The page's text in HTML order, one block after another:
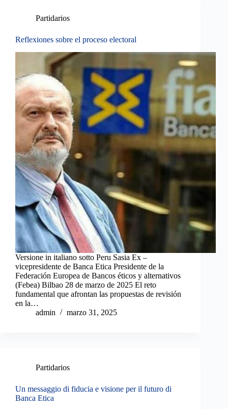
Partidarios
Reflexiones sobre el proceso electoral
Versione in italiano sotto Peru Sasia Ex –
vicepresidente de Banca Etica Presidente de la
Federación Europea de Bancos éticos y alternativos
(Febea) Bilbao 28 de marzo de 2025 El reto
fundamental que afrontan las propuestas de revisión
en la…
admin
marzo 31, 2025
Partidarios
Un messaggio di fiducia e visione per il futuro di
Banca Etica